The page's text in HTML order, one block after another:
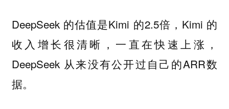
DeepSeek 的估值是Kimi 的2.5倍，Kimi 的
收入增长很清晰，一直在快速上涨，
DeepSeek 从来没有公开过自己的ARR数
据。